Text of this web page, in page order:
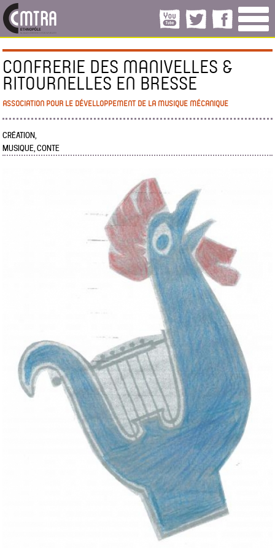
CONFRERIE DES MANIVELLES &
RITOURNELLES EN BRESSE
ASSOCIATION POUR LE DÉVELLOPPEMENT DE LA MUSIQUE MÉCANIQUE
CRÉATION,
MUSIQUE, CONTE